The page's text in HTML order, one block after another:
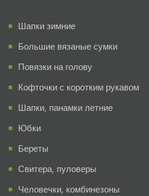
Шапки зимние
Большие вязаные сумки
Повязки на голову
Кофточки с коротким рукавом
Шапки, панамки летние
Юбки
Береты
Свитера, пуловеры
Человечки, комбинезоны